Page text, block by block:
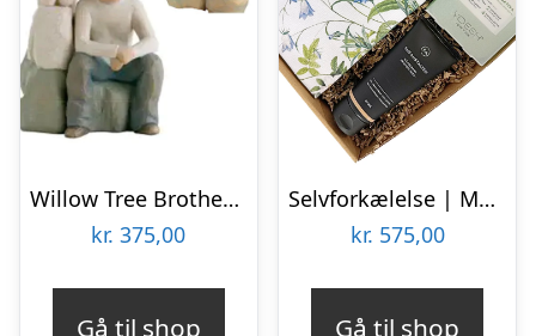
Willow Tree Brother and Sister
kr. 375,00
Gå til shop
Selvforkælelse | Med en clutch og forkælelse
kr. 575,00
Gå til shop